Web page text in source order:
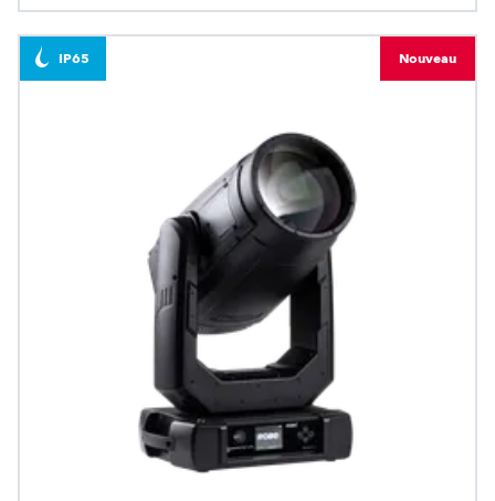
IP65 Nouveau